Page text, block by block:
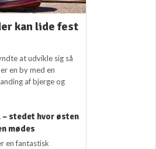
kan lide fest
at udvikle sig så
en by med en
af bjerge og
– stedet hvor østen
mødes
en fantastisk